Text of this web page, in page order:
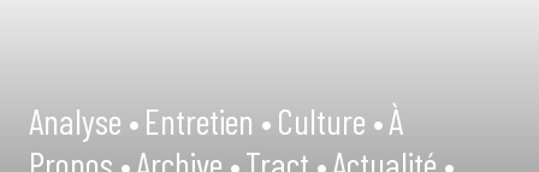
Analyse •Entretien •Culture •À